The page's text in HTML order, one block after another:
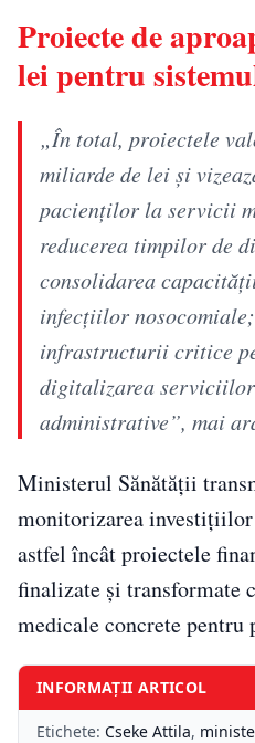
Proiecte de
lei pentru
„În total, proiectele
miliarde de lei şi
pacienţilor la servicii
reducerea timpilor de
consolidarea
infecţiilor
infrastructurii critice
digitalizarea
administrative”, mai
Ministerul Sănătății
monitorizarea
astfel încât proiectele
finalizate și transformate
medicale concrete pentru
INFORMAȚII ARTICOL
Etichete: Cseke Attila,